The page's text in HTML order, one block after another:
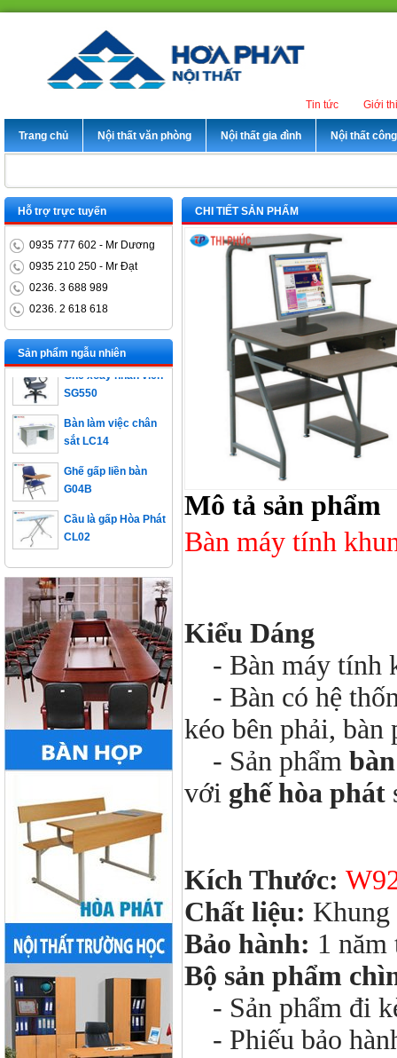
Giới
Tin tức
Trang chủ Nội thất văn phòng Nội thất gia đình Nội thất
CHI TIẾT SẢN PHẨM
Mô tả sản phẩm
Bàn máy tính
Kiểu Dáng
- Bàn máy tính
- Bàn có hệ
kéo bên phải, bàn
- Sản phẩm
với ghế hòa phát
Kích Thước:
Chất liệu: Khung
Bảo hành: 1 năm
Bộ sản phẩm
- Sản phẩm đi
- Phiếu bảo
Hỗ trợ trực tuyến
0935 777 602 - Mr Dương
0935 210 250 - Mr Đạt
0236. 3 688 989
0236. 2 618 618
Sản phẩm ngẫu nhiên
Bàn trưởng phòng
ET1400D
Ghế xoay nhân viên
SG550
sắt LC14
G04B
CL02